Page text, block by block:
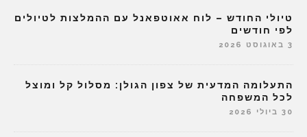
טיולי החודש – לוח אאוטפאנל עם ההמלצות לטיולים
לפי חודשים
3 באוגוסט 2026
התעלומה המדעית של צפון הגולן: מסלול קל ומוצל
לכל המשפחה
30 ביולי 2026